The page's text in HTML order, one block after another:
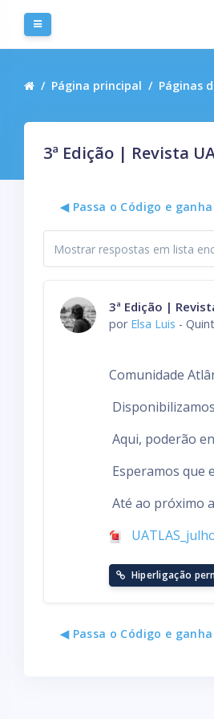
Ir para o conteúdo principal
Página principal Páginas
3ª Edição | Revista
◀︎ Passa o Código e
visualização
3ª Edição |
por Elsa Luis -
Número de
Comunidade
Aqui, poderão
Esperamos que
Até ao próximo
Hiperligação
◀︎ Passa o Código e